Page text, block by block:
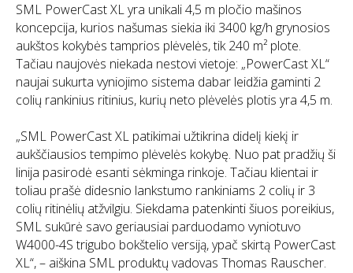
SML PowerCast XL yra unikali 4,5 m pločio mašinos
koncepcija, kurios našumas siekia iki 3400 kg/h grynosios
aukštos kokybės tamprios plėvelės, tik 240 m² plote.
Tačiau naujovės niekada nestovi vietoje: „PowerCast XL“
naujai sukurta vyniojimo sistema dabar leidžia gaminti 2
colių rankinius ritinius, kurių neto plėvelės plotis yra 4,5 m.
„SML PowerCast XL patikimai užtikrina didelį kiekį ir
aukščiausios tempimo plėvelės kokybę. Nuo pat pradžių ši
linija pasirodė esanti sėkminga rinkoje. Tačiau klientai ir
toliau prašė didesnio lankstumo rankiniams 2 colių ir 3
colių ritinėlių atžvilgiu. Siekdama patenkinti šiuos poreikius,
SML sukūrė savo geriausiai parduodamo vyniotuvo
W4000-4S trigubo bokštelio versiją, ypač skirtą PowerCast
XL“, – aiškina SML produktų vadovas Thomas Rauscher.